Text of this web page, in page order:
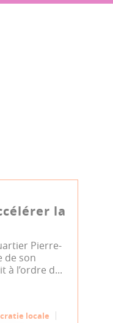
la
Pierre-
de son
à l’ordre d...
locale